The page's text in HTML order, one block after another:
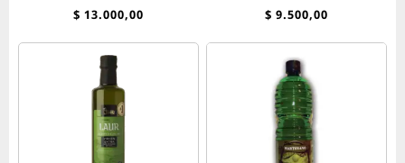
Virgen X 500 mL – ARECO
$ 13.000,00
Clásico 250cc
$ 9.500,00